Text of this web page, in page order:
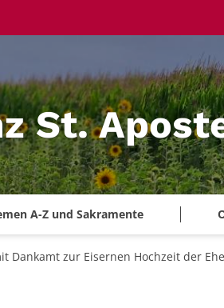
St.
A-Z und Sakramente
Dankamt zur Eisernen Hochzeit der